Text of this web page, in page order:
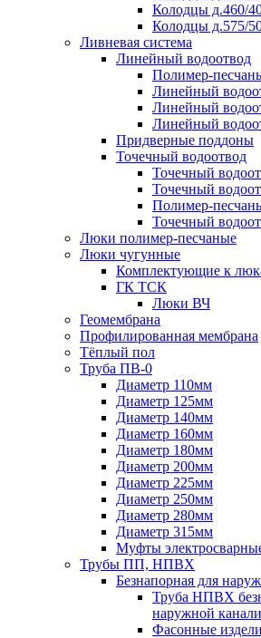
Колодцы д.460/
Колодцы д.575/
Ливневая система
Линейный водоотвод
Полимер-
Линейный
Линейный
Линейный
Придверные поддоны
Точечный водоотвод
Точечный
Точечный
Полимер-
Точечный
Люки полимер-песчаные
Люки чугунные
Комплектующие к
ГК ТСК
Люки ВЧ
Геомембрана
Профилированная мембрана
Тёплый пол
Труба ПВ-0
Диаметр 110мм
Диаметр 125мм
Диаметр 140мм
Диаметр 160мм
Диаметр 180мм
Диаметр 200мм
Диаметр 225мм
Диаметр 250мм
Диаметр 280мм
Диаметр 315мм
Муфты
Трубы ПП, НПВХ
Безнапорная для
Труба НПВХ
наружной
Фасонные